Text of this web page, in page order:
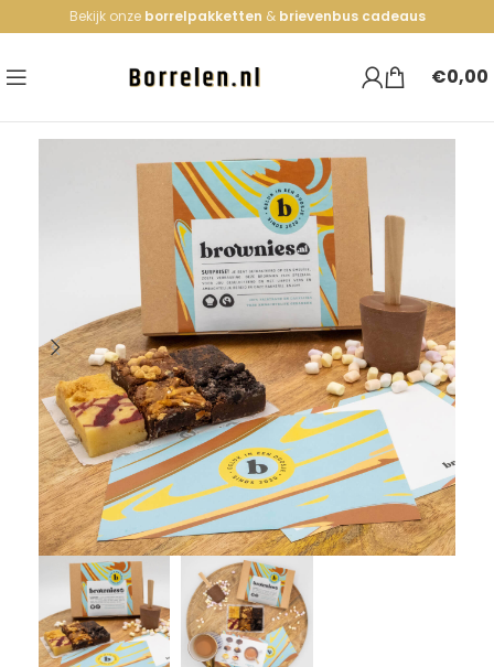
Bekijk onze borrelpakketten & brievenbus cadeaus
€0,00